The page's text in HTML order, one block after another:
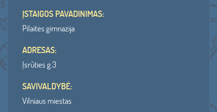
ĮSTAIGOS PAVADINIMAS:
Pilaitės gimnazija
ADRESAS:
Įsrūties g.3
SAVIVALDYBĖ:
Vilniaus miestas